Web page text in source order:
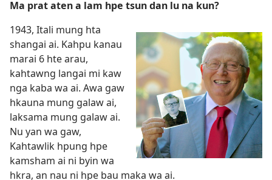
Ma prat aten a lam hpe tsun dan lu na kun?
1943, Itali mung hta
shangai ai. Kahpu kanau
marai 6 hte arau,
kahtawng langai mi kaw
nga kaba wa ai. Awa gaw
hkauna mung galaw ai,
laksama mung galaw ai.
Nu yan wa gaw,
Kahtawlik hpung hpe
kamsham ai ni byin wa
hkra, an nau ni hpe bau maka wa ai.